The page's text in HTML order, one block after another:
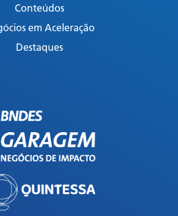
Conteúdos
em Aceleração
Destaques